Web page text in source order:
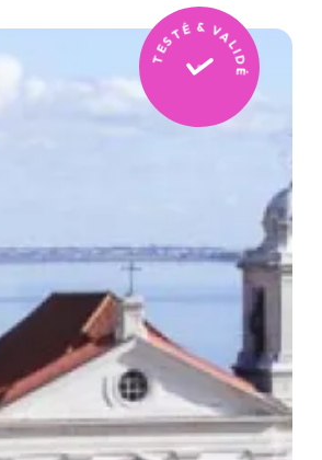
TESTÉ & VALIDÉ